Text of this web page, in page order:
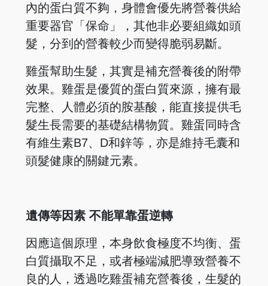
內的蛋白質不夠，身體會優先將營養供給
重要器官「保命」，其他非必要組織如頭
髮，分到的營養較少而變得脆弱易斷。
雞蛋幫助生髮，其實是補充營養後的附帶
效果。雞蛋是優質的蛋白質來源，擁有最
完整、人體必須的胺基酸，能直接提供毛
髮生長需要的基礎結構物質。雞蛋同時含
有維生素B7、D和鋅等，亦是維持毛囊和
頭髮健康的關鍵元素。
遺傳等因素 不能單靠蛋逆轉
因應這個原理，本身飲食極度不均衡、蛋
白質攝取不足，或者極端減肥導致營養不
良的人，透過吃雞蛋補充營養後，生髮的